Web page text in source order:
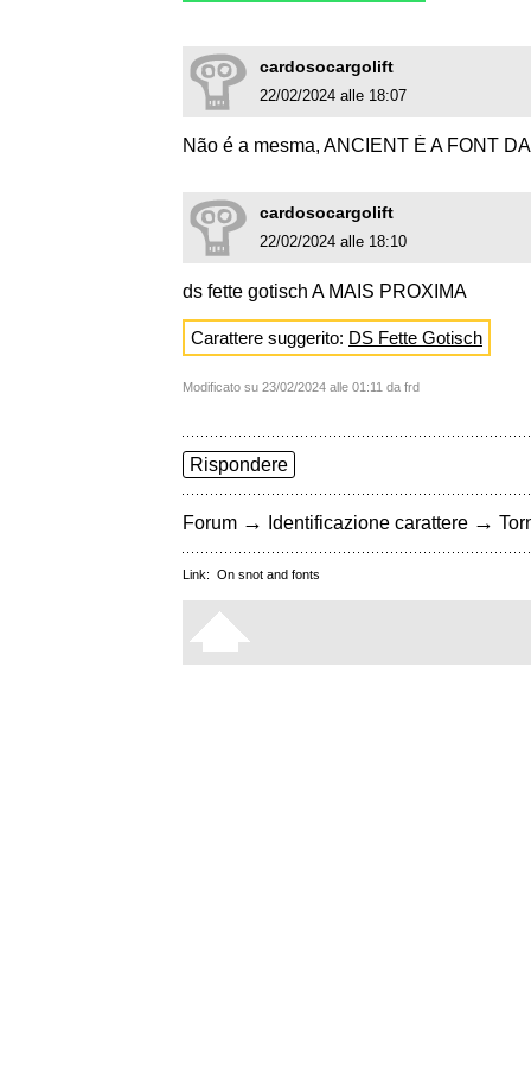
cardosocargolift
22/02/2024 alle 18:07
Não é a mesma, ANCIENT É A FONT
cardosocargolift
22/02/2024 alle 18:10
ds fette gotisch A MAIS PROXIMA
Carattere suggerito: DS Fette Gotisch
Modificato su 23/02/2024 alle 01:11 da frd
Rispondere
Forum → Identificazione carattere →
Link: On snot and fonts